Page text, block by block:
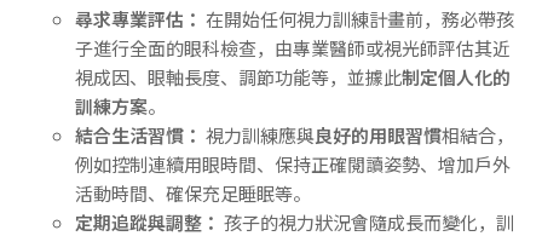
尋求專業評估： 在開始任何視力訓練計畫前，務必帶孩
子進行全面的眼科檢查，由專業醫師或視光師評估其近
視成因、眼軸長度、調節功能等，並據此制定個人化的
訓練方案。
結合生活習慣： 視力訓練應與良好的用眼習慣相結合，
例如控制連續用眼時間、保持正確閱讀姿勢、增加戶外
活動時間、確保充足睡眠等。
定期追蹤與調整： 孩子的視力狀況會隨成長而變化，訓